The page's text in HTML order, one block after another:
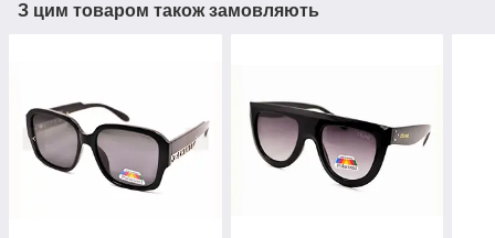
З цим товаром також замовляють